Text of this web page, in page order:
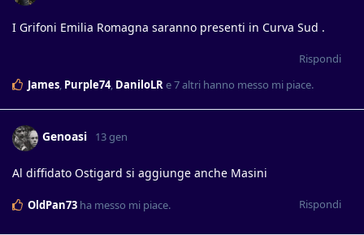
I Grifoni Emilia Romagna saranno presenti in Curva Sud .
Rispondi
James Purple74, DaniloLR e7altri hanno messo mi piace.
Genoasi 13 gen
Al diffidato Ostigard si aggiunge anche Masini
Rispondi
OldPan73 ha messo mi piace.